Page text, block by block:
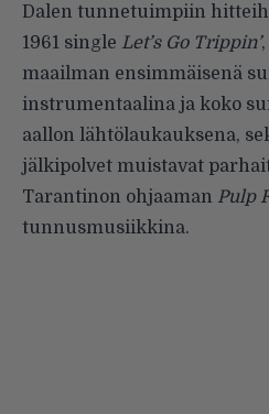
Dalen tunnetuimpiin
1961 single Let’s Go Trippin’
maailman ensimmäisenä
instrumentaalina ja koko
aallon lähtölaukauksena,
jälkipolvet muistavat
Tarantinon ohjaaman Pulp
tunnusmusiikkina.